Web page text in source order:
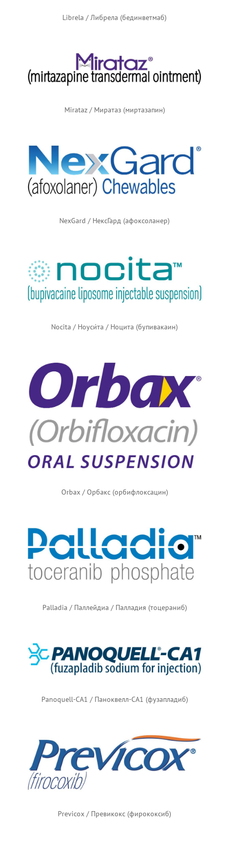
Librela / Либрела (бединветмаб)
Mirataz / Миратаз (миртазапин)
NexGard / НексГард (афоксоланер)
Nocita / Ноуси́та / Ноцита (бупивакаин)
Orbax / Орбакс (орбифлоксацин)
Palladia / Паллейдиа / Палладия (тоцераниб)
Panoquell-CA1 / Паноквелл-CA1 (фузапладиб)
Previcox / Превикокс (фирококсиб)